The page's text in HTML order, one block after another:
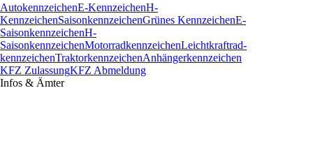
AutokennzeichenE-KennzeichenH-
KennzeichenSaisonkennzeichenGrünes KennzeichenE-
SaisonkennzeichenH-
SaisonkennzeichenMotorradkennzeichenLeichtkraftrad­
kennzeichenTraktorkennzeichenAnhängerkennzeichen
KFZ ZulassungKFZ Abmeldung
Infos & Ämter